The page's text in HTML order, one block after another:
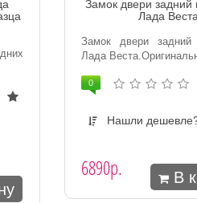
Замок двери задний
Лада Веста
Замок двери
Лада
0
Нашли
6890р. В